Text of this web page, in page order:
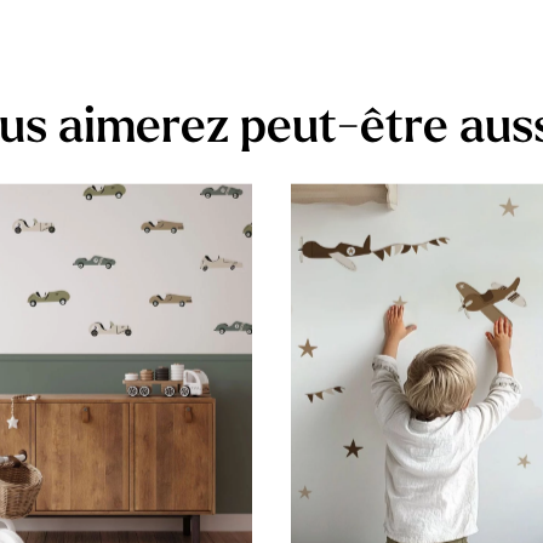
aimerez peut-être